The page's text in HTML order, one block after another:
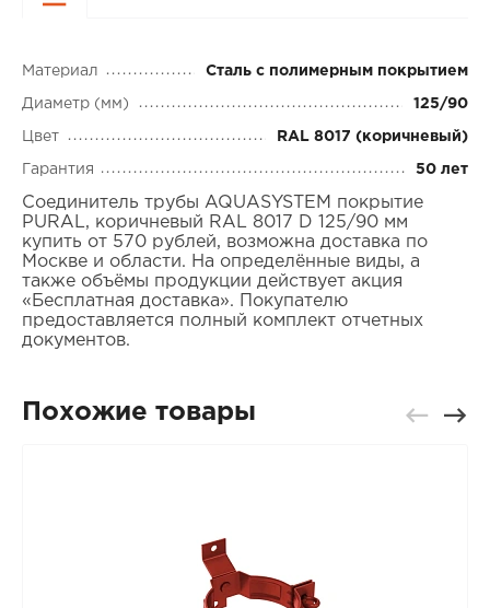
Материал Сталь с полимерным покрытием
Диаметр (мм) 125/90
Цвет RAL 8017 (коричневый)
Гарантия 50 лет
Соединитель трубы AQUASYSTEM покрытие
PURAL, коричневый RAL 8017 D 125/90 мм
купить от 570 рублей, возможна доставка по
Москве и области. На определённые виды, а
также объёмы продукции действует акция
«Бесплатная доставка». Покупателю
предоставляется полный комплект отчетных
документов.
Похожие товары